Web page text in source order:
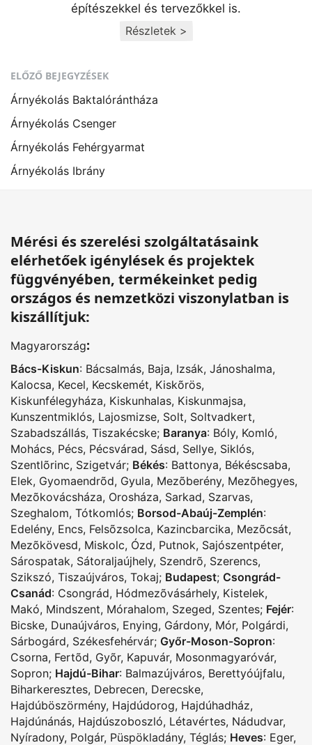
építészekkel és tervezőkkel is.
Részletek >
ELŐZŐ BEJEGYZÉSEK
Árnyékolás Baktalórántháza
Árnyékolás Csenger
Árnyékolás Fehérgyarmat
Árnyékolás Ibrány
Mérési és szerelési szolgáltatásaink
elérhetőek igénylések és projektek
függvényében, termékeinket pedig
országos és nemzetközi viszonylatban is
kiszállítjuk:
Magyarország:
Bács-Kiskun: Bácsalmás, Baja, Izsák, Jánoshalma,
Kalocsa, Kecel, Kecskemét, Kiskõrös,
Kiskunfélegyháza, Kiskunhalas, Kiskunmajsa,
Kunszentmiklós, Lajosmizse, Solt, Soltvadkert,
Szabadszállás, Tiszakécske; Baranya: Bóly, Komló,
Mohács, Pécs, Pécsvárad, Sásd, Sellye, Siklós,
Szentlõrinc, Szigetvár; Békés: Battonya, Békéscsaba,
Elek, Gyomaendrõd, Gyula, Mezõberény, Mezõhegyes,
Mezõkovácsháza, Orosháza, Sarkad, Szarvas,
Szeghalom, Tótkomlós; Borsod-Abaúj-Zemplén:
Edelény, Encs, Felsõzsolca, Kazincbarcika, Mezõcsát,
Mezõkövesd, Miskolc, Ózd, Putnok, Sajószentpéter,
Sárospatak, Sátoraljaújhely, Szendrõ, Szerencs,
Szikszó, Tiszaújváros, Tokaj; Budapest; Csongrád-
Csanád: Csongrád, Hódmezõvásárhely, Kistelek,
Makó, Mindszent, Mórahalom, Szeged, Szentes; Fejér:
Bicske, Dunaújváros, Enying, Gárdony, Mór, Polgárdi,
Sárbogárd, Székesfehérvár; Győr-Moson-Sopron:
Csorna, Fertõd, Gyõr, Kapuvár, Mosonmagyaróvár,
Sopron; Hajdú-Bihar: Balmazújváros, Berettyóújfalu,
Biharkeresztes, Debrecen, Derecske,
Hajdúböszörmény, Hajdúdorog, Hajdúhadház,
Hajdúnánás, Hajdúszoboszló, Létavértes, Nádudvar,
Nyíradony, Polgár, Püspökladány, Téglás; Heves: Eger,